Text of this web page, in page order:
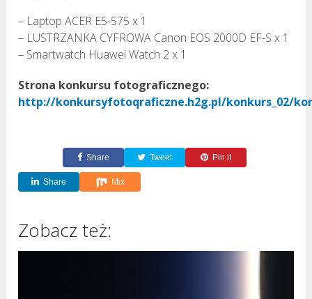
– Laptop ACER E5-575 x 1
– LUSTRZANKA CYFROWA Canon EOS 2000D EF-S x 1
– Smartwatch Huawei Watch 2 x 1
Strona konkursu fotograficznego:
http://konkursyfotoqraficzne.h2g.pl/konkurs_02/
Share Tweet Pin it
Share Mix
Zobacz też: